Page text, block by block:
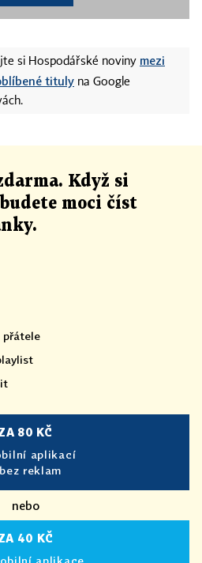
si Hospodářské noviny mezi
tituly na Google
Když si
moci číst
.
přátele
80 KČ
aplikací
reklam
nebo
40 KČ
aplikace